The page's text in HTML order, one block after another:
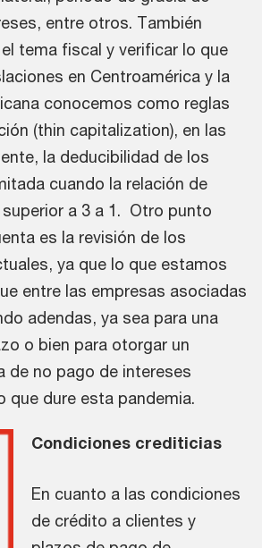
entre otros. También
tema fiscal y verificar lo que
en Centroamérica y la
conocemos como reglas
(thin capitalization), en las
la deducibilidad de los
cuando la relación de
a 3 a 1. Otro punto
es la revisión de los
ya que lo que estamos
entre las empresas asociadas
adendas, ya sea para una
o bien para otorgar un
de no pago de intereses
que dure esta pandemia.
Condiciones crediticias
En cuanto a las condiciones
de crédito a clientes y